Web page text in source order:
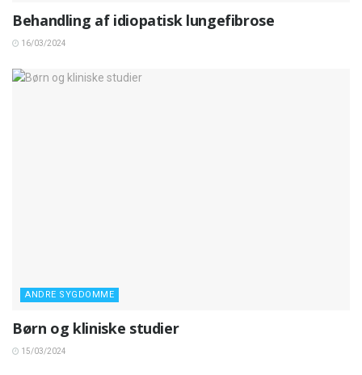
Behandling af idiopatisk lungefibrose
16/03/2024
ANDRE SYGDOMME
Børn og kliniske studier
15/03/2024